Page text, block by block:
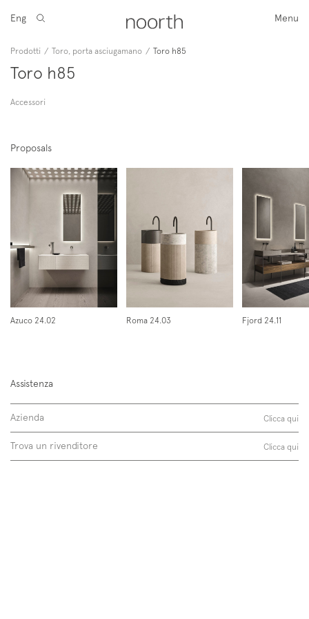
Menu
Eng
Iscriviti alla mailing list
Newsletter
Prodotti / Toro, porta asciugamano / Toro h85
Toro h85
Accessori
Proposals
Azuco 24.02 Roma 24.03 Fjord 24.11
Assistenza
Azienda Clicca qui
Trova un rivenditore Clicca qui